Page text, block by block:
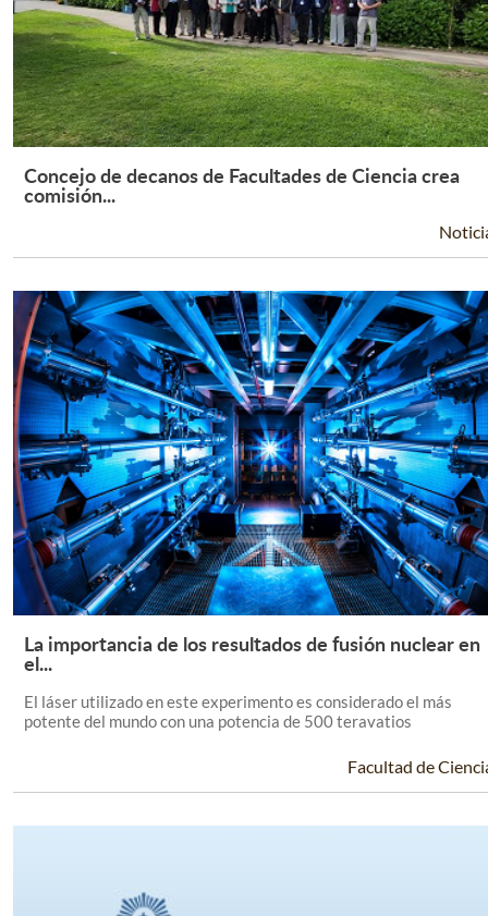
Leer Más +
Concejo de decanos de Facultades de Ciencia crea
comisión...
Leer Más +
La importancia de los resultados de fusión nuclear en
el...
El láser utilizado en este experimento es considerado el más
potente del mundo con una potencia de 500 teravatios
Facultad de